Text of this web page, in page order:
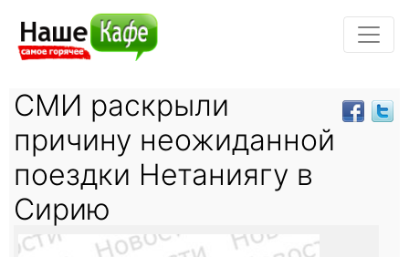
СМИ раскрыли
причину неожиданной
поездки Нетаниягу в
Сирию